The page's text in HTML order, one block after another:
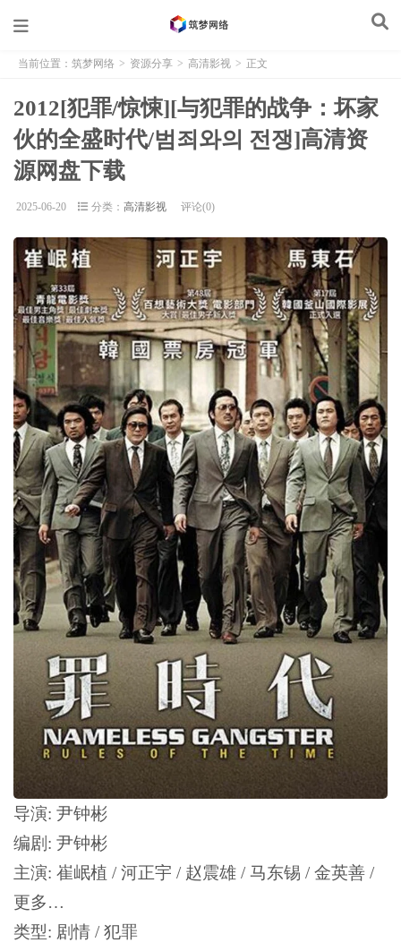
当前位置： 筑梦网络 > 资源分享 > 高清影视 > 正文
2012[犯罪/惊悚][与犯罪的战争：坏家
伙的全盛时代/범죄와의 전쟁]高清资
源网盘下载
2025-06-20 分类： 高清影视 评论(0)
导演: 尹钟彬
编剧: 尹钟彬
主演: 崔岷植 / 河正宇 / 赵震雄 / 马东锡 / 金英善 /
更多…
类型: 剧情 / 犯罪